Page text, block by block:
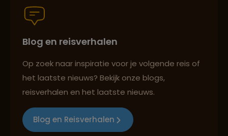
Reiszekerheid met Sawadee
Persoonlijk en deskundig reisadvies
Blog en reisverhalen
Op zoek naar inspiratie voor je volgende reis of
het laatste nieuws? Bekijk onze blogs,
reisverhalen en het laatste nieuws.
Blog en Reisverhalen